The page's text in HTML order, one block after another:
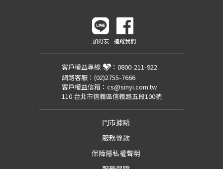
加好友 追蹤我們
客戶權益專線 ： 0800-211-922
網路客服： (02)2755-7666
客戶權益信箱： cs@sinyi.com.tw
110 台北市信義區信義路五段100號
門市據點
服務條款
保障隱私權聲明